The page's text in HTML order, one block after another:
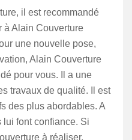
il est recommandé
à Alain Couverture
une nouvelle pose,
Alain Couverture
pour vous. Il a une
travaux de qualité. Il est
des plus abordables. A
lui font confiance. Si
à réaliser,